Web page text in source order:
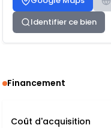
Identifier ce bien
Financement
Coût d'acquisition